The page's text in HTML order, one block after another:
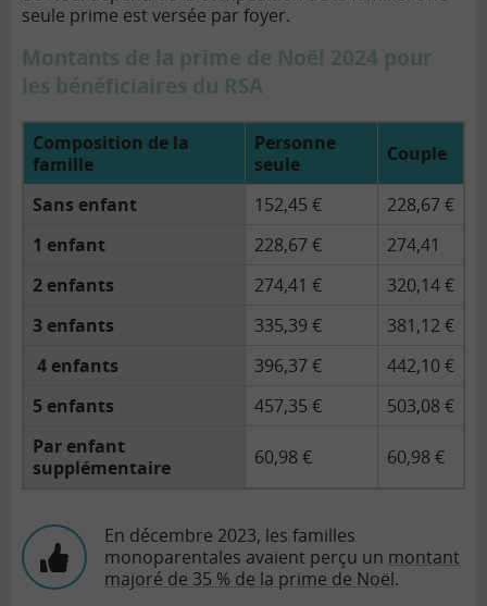
seule prime est versée par foyer.
Montants de la prime de Noël 2024 pour
les bénéficiaires du RSA
Composition de la
famille
Personne
seule
Couple
Sans enfant 152,45 €
228,67 €
1 enfant
228,67 €
274,41
2 enfants
274,41 €
320,14 €
3 enfants
335,39 €
381,12 €
4 enfants
396,37 €
442,10 €
5 enfants
457,35 €
503,08 €
Par enfant
supplémentaire
60,98 € 60,98 €
En décembre 2023, les familles
monoparentales avaient perçu un montant
majoré de 35 % de la prime de Noël.